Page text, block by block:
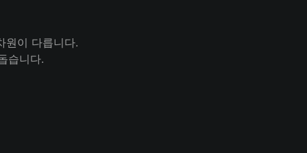
원이 다릅니다.
습니다.